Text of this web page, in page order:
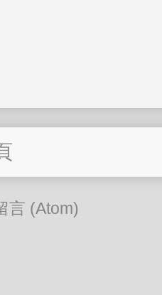
言 (Atom)